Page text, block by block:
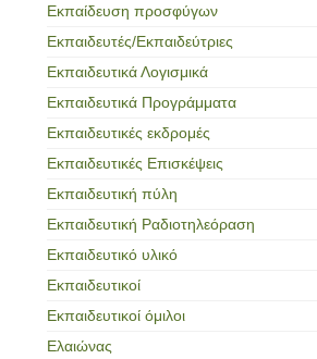
Εκπαίδευση προσφύγων
Εκπαιδευτές/Εκπαιδεύτριες
Εκπαιδευτικά Λογισμικά
Εκπαιδευτικά Προγράμματα
Εκπαιδευτικές εκδρομές
Εκπαιδευτικές Επισκέψεις
Εκπαιδευτική πύλη
Εκπαιδευτική Ραδιοτηλεόραση
Εκπαιδευτικό υλικό
Εκπαιδευτικοί
Εκπαιδευτικοί όμιλοι
Ελαιώνας